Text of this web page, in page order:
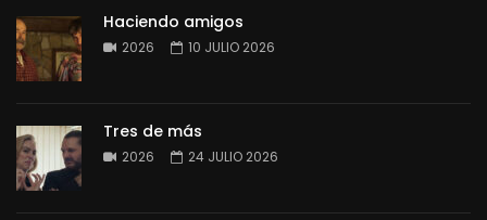
Haciendo amigos
2026 10 JULIO 2026
Tres de más
2026 24 JULIO 2026